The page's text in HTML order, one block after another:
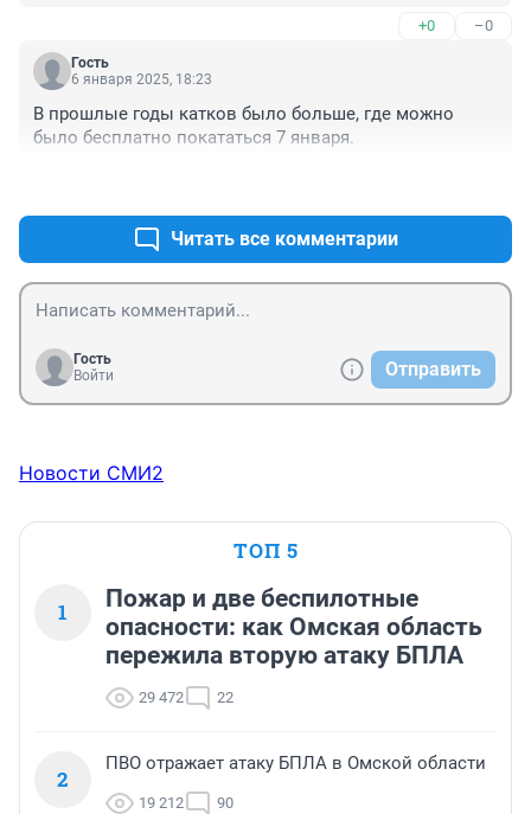
+0 –0
Гость
6 января 2025, 18:23
В прошлые годы катков было больше, где можно
было бесплатно покататься 7 января.
Читать все комментарии
Гость
Войти
Отправить
Новости СМИ2
ТОП 5
1
Пожар и две беспилотные
опасности: как Омская область
пережила вторую атаку БПЛА
29 472 22
2
ПВО отражает атаку БПЛА в Омской области
19 212 90